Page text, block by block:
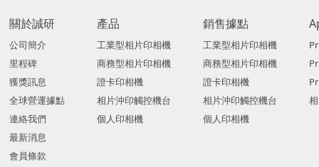
關於誠研
公司簡介
里程碑
獲獎訊息
全球營運據點
連絡我們
最新消息
會員條款
產品
工業型相片印相機
商務型相片印相機
證卡印相機
相片沖印觸控機台
個人印相機
銷售據點
工業型相片印相機
商務型相片印相機
證卡印相機
相片沖印觸控機台
個人印相機